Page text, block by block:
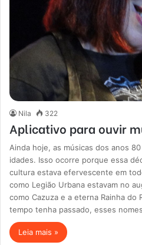
Nila 322
Aplicativo para ouvir
Ainda hoje, as músicas dos anos
idades. Isso ocorre porque essa
cultura estava efervescente em
como Legião Urbana estavam no
como Cazuza e a eterna Rainha do
tempo tenha passado, esses
Leia mais »